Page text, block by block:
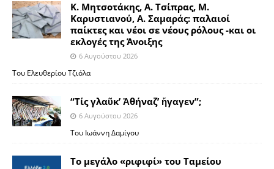
Κ. Μητσοτάκης, Α. Τσίπρας, Μ.
Καρυστιανού, Α. Σαμαράς: παλαιοί
παίκτες και νέοι σε νέους ρόλους -και οι
εκλογές της Άνοιξης
6 Αυγούστου 2026
Του Ελευθερίου Τζιόλα
“Τίς γλαῦκ’ Ἀθήναζ’ ἤγαγεν”;
6 Αυγούστου 2026
Του Ιωάννη Δαμίγου
Το μεγάλο «ριφιφί» του Ταμείου